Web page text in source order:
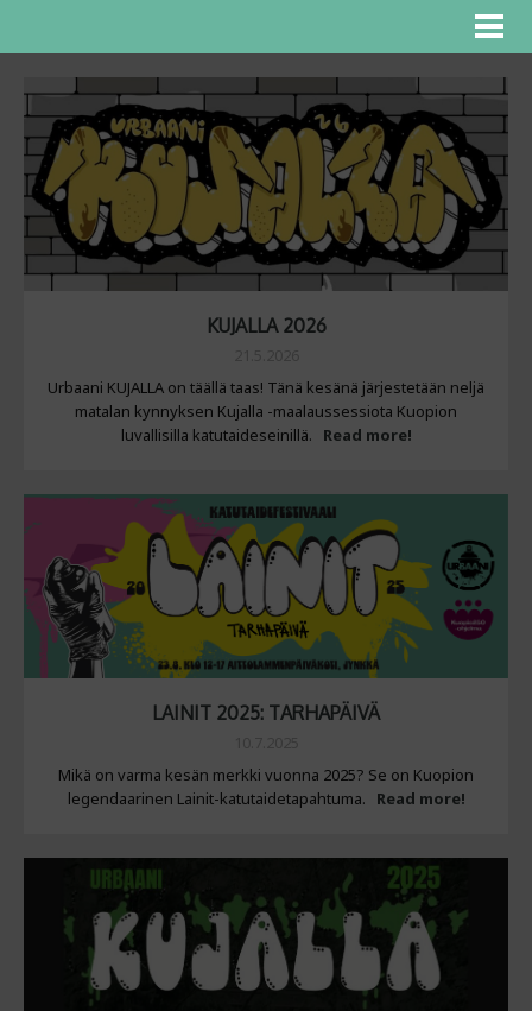
KUJALLA 2026
Urbaani KUJALLA on täällä taas! Tänä kesänä järjestetään neljä
matalan kynnyksen Kujalla -maalaussessiota Kuopion
luvallisilla katutaideseinillä. Read more!
LAINIT 2025: TARHAPÄIVÄ
Mikä on varma kesän merkki vuonna 2025? Se on Kuopion
legendaarinen Lainit-katutaidetapahtuma. Read more!